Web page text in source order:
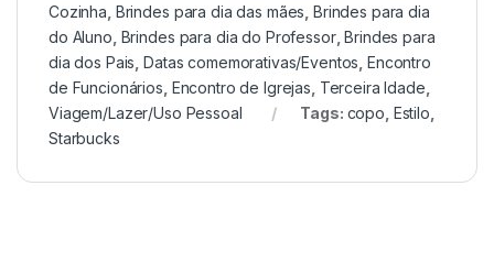
Cozinha Brindes para dia das mães Brindes para dia
do Aluno Brindes para dia do Professor,Brindes para
dia dos Pais ,Datas comemorativas/Eventos ,Encontro
de Funcionários Encontro de Igrejas Terceira Idade
Viagem/Lazer/Uso Pessoal
Tags: copo Estilo
Starbucks